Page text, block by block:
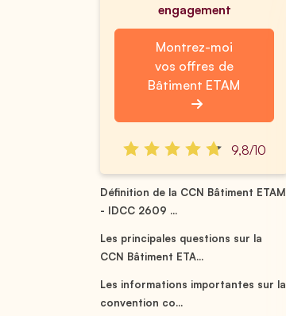
engagement
Montrez-moi
vos offres de
Bâtiment ETAM
9,8/10
Définition de la CCN Bâtiment ETAM
- IDCC 2609 ...
Les principales questions sur la
CCN Bâtiment ETA...
Les informations importantes sur la
convention co...